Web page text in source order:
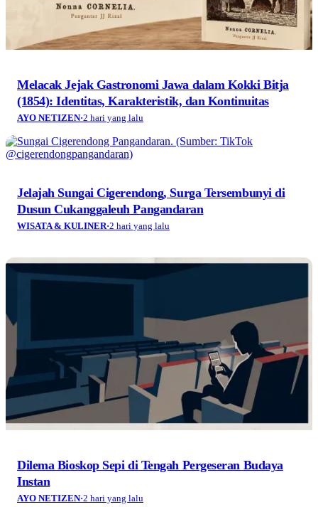
Melacak Jejak Gastronomi Jawa dalam Kokki Bitja
(1854): Identitas, Karakteristik, dan Kontinuitas
AYO NETIZEN·2 hari yang lalu
Jelajah Sungai Cigerendong, Surga Tersembunyi di
Dusun Cukanggaleuh Pangandaran
WISATA & KULINER·2 hari yang lalu
Dilema Bioskop Sepi di Tengah Pergeseran Budaya
Instan
AYO NETIZEN·2 hari yang lalu